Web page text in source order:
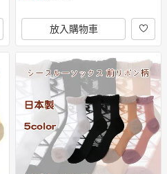
放入購物車